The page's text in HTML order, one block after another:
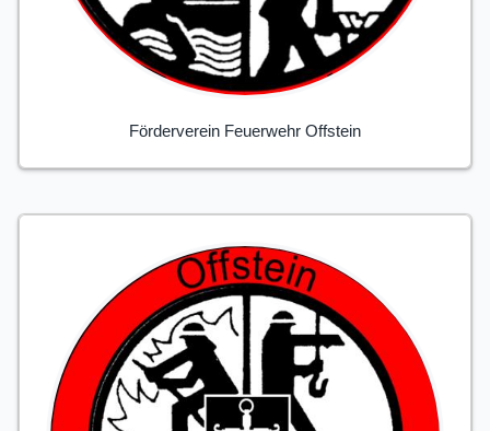
Förderverein Feuerwehr Offstein